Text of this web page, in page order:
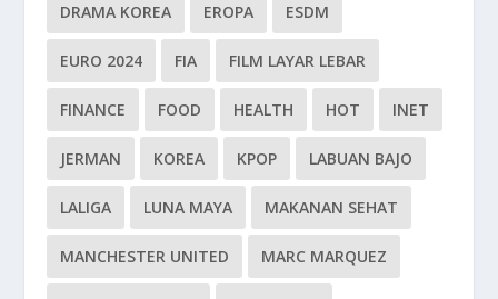
DRAMA KOREA EROPA ESDM
EURO 2024 FIA FILM LAYAR LEBAR
FINANCE FOOD HEALTH HOT INET
JERMAN KOREA KPOP LABUAN BAJO
LALIGA LUNA MAYA MAKANAN SEHAT
MANCHESTER UNITED MARC MARQUEZ